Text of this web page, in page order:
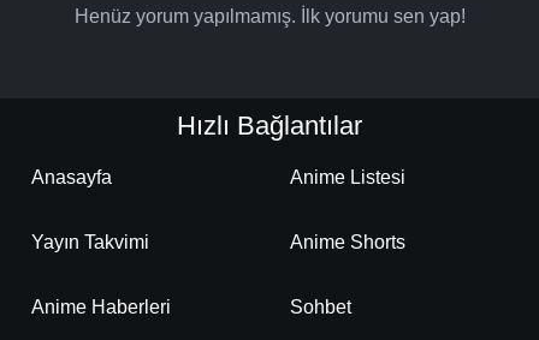
Henüz yorum yapılmamış. İlk yorumu sen yap!
Hızlı Bağlantılar
Anasayfa Anime Listesi
Yayın Takvimi Anime Shorts
Anime Haberleri Sohbet